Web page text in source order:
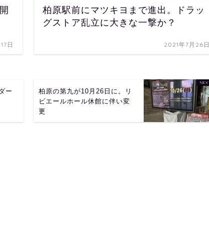
日
柏原駅前にマツキヨまで進出。ドラッ
グストア乱立に大きな一撃か？
2021年7月26日
ー
柏原の第九が10月26日に。リ
ビエールホール休館に伴い変
更